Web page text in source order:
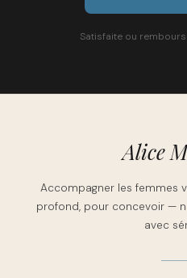
Satisfaite ou
Alice
Accompagner les femmes
profond, pour concevoir —
avec